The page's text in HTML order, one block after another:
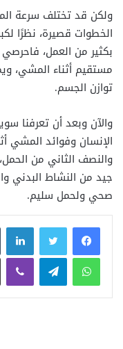
ولكن قد تختلف سرعة
الخطوات قصيرة، نظرًا
بكثير من العمل،
مستقيم أثناء المشي،
توازن الجسم.
والآن وبعد أن تعرفنا
الإنسان وفوائد المشي
والنصف الثاني من
جيد من النشاط البدني
صحي ولحمل سليم.
فيسبوكتويتر
واتساب تيلقرام